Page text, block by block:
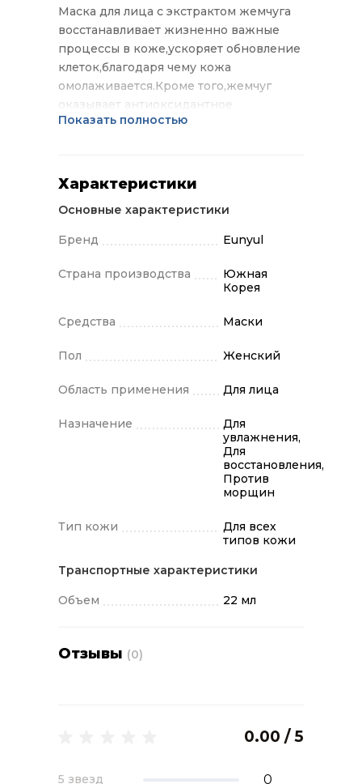
Маска для лица с экстрактом жемчуга
восстанавливает жизненно важные
процессы в коже,ускоряет обновление
клеток,благодаря чему кожа
омолаживается.Кроме того,жемчуг
оказывает антиоксидантное
действие,обеспечивает естественную
действие,мягко осветляет
кожи.Применение: нанесите маску на
20-30 мин.Остатки сыворотки
Показать полностью
Характеристики
Основные характеристики
Бренд Eunyul
Страна производства
Южная
Корея
Средства Маски
Пол Женский
Область применения Для лица
Назначение
Для
увлажнения,
Для
восстановления,
Против
морщин
Тип кожи
Для всех
типов кожи
Транспортные характеристики
Объем 22 мл
Отзывы (0)
0.00 / 5
5 звезд 0